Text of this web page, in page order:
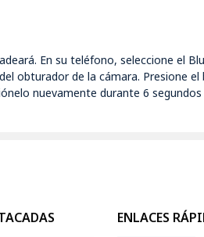
En su teléfono, seleccione el
obturador de la cámara. Presione
nuevamente durante 6
ENLACES